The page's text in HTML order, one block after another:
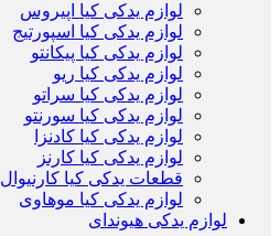
لوازم یدکی کیا اپیروس
لوازم یدکی کیا اسپورتیج
لوازم یدکی کیا پیکانتو
لوازم یدکی کیا ریو
لوازم یدکی کیا سراتو
لوازم یدکی کیا سورنتو
لوازم یدکی کیا کادنزا
لوازم یدکی کیا کارنز
قطعات یدکی کیا کارنیوال
لوازم یدکی کیا موهاوی
لوازم یدکی هیوندای